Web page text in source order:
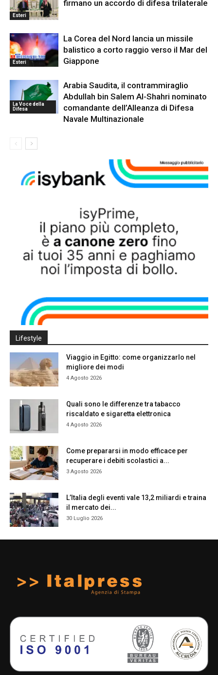
Esteri
firmano un accordo di difesa trilaterale
Esteri
La Corea del Nord lancia un missile
balistico a corto raggio verso il Mar del
Giappone
La Voce della
Difesa
Arabia Saudita, il contrammiraglio
Abdullah bin Salem Al-Shahri nominato
comandante dell’Alleanza di Difesa
Navale Multinazionale
Lifestyle
Viaggio in Egitto: come organizzarlo nel
migliore dei modi
4 Agosto 2026
Quali sono le differenze tra tabacco
riscaldato e sigaretta elettronica
4 Agosto 2026
Come prepararsi in modo efficace per
recuperare i debiti scolastici a...
3 Agosto 2026
L’Italia degli eventi vale 13,2 miliardi e traina
il mercato dei...
30 Luglio 2026